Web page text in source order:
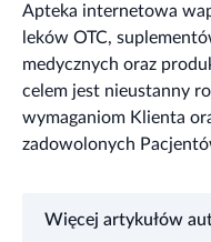
Apteka internetowa
leków OTC,
medycznych oraz
celem jest nieustanny
wymaganiom Klienta
zadowolonych
Więcej artykułów